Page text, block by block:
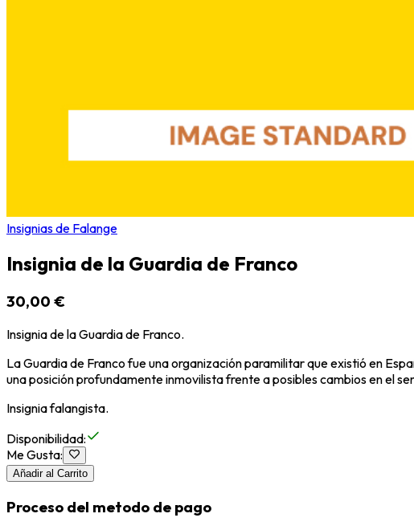
Insignias de Falange
Insignia de la Guardia de Franco
30,00 €
Insignia de la Guardia de Franco.
La Guardia de Franco fue una organización paramilitar que existió en
una posición profundamente inmovilista frente a posibles cambios en el
Insignia falangista.
Disponibilidad:
Me Gusta:
Añadir al Carrito
Proceso del metodo de pago